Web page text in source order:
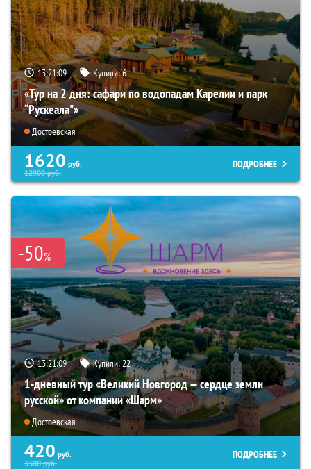
13:21:08 Купили:6
«Тур на 2 дня: сафари по водопадам Карелии и парк
“Рускеала"»
Достоевская
1620 руб.
12900руб.
ПОДРОБНЕЕ
-50%
13:21:08 Купили:22
1-дневный тур «Великий Новгород — сердце земли
русской» от компании «Шарм»
Достоевская
420 руб.
3300руб.
ПОДРОБНЕЕ